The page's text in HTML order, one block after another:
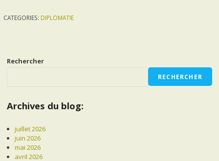
CATEGORIES: DIPLOMATIE
Rechercher
RECHERCHER
Archives du blog:
juillet 2026
juin 2026
mai 2026
avril 2026